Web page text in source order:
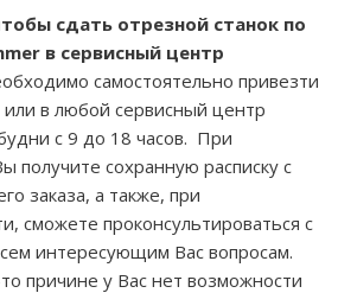
сдать отрезной станок по
в сервисный центр
самостоятельно привезти
или в любой сервисный центр
с 9 до 18 часов. При
получите сохранную расписку с
заказа, а также, при
сможете проконсультироваться с
интересующим Вас вопросам.
причине у Вас нет возможности